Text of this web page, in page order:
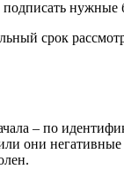
срок
– по
они